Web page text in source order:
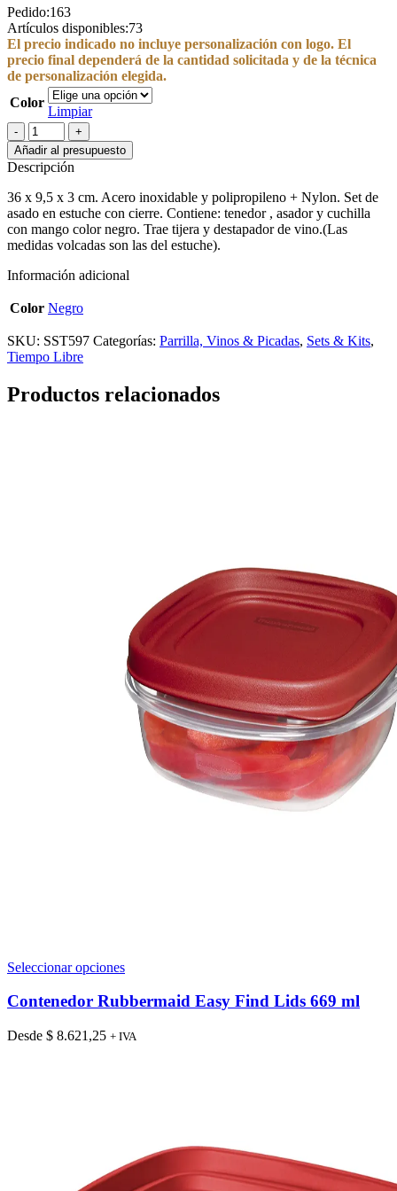
Pedido:163
Artículos disponibles:73
El precio indicado no incluye personalización con logo. El
precio final dependerá de la cantidad solicitada y de la técnica
de personalización elegida.
Color
Limpiar
SET
DE
ASADO
/
BBQ
"HUNAN"
cantidad
Añadir al presupuesto
Descripción
36 x 9,5 x 3 cm. Acero inoxidable y polipropileno + Nylon. Set de
asado en estuche con cierre. Contiene: tenedor , asador y cuchilla
con mango color negro. Trae tijera y destapador de vino.(Las
medidas volcadas son las del estuche).
Información adicional
Color Negro
SKU: SST597 Categorías: Parrilla, Vinos & Picadas, Sets & Kits,
Tiempo Libre
Productos relacionados
Seleccionar opcionesEste
tiene
variantes.
página
de
Contenedor Rubbermaid Easy Find Lids 669 ml
Desde $ 8.621,25 + IVA